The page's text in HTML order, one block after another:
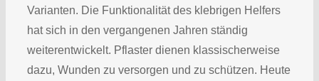
Varianten. Die Funktionalität des klebrigen Helfers
hat sich in den vergangenen Jahren ständig
weiterentwickelt. Pflaster dienen klassischerweise
dazu, Wunden zu versorgen und zu schützen. Heute